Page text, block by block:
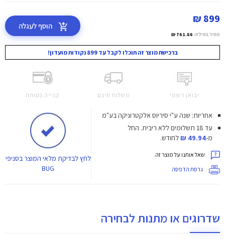
899 ₪
מחיר באילת: 761.86 ₪
הוסף לעגלה
ברכישת מוצר זה תוכלו לקבל עד 899 נקודות מועדון!
יבואן רשמי משלוח חינם קנייה בטוחה
אחריות: שנה ע"י סיריוס אלקטרוניקה בע"מ
עד 18 תשלומים ללא ריבית.
החל
מ-49.94 ₪ לחודש.
שאל אותנו על מוצר זה
גרסת הדפסה
לחץלבדיקת מלאי המוצר בסניפי
BUG
שדרוגים או מתנות לבחירה